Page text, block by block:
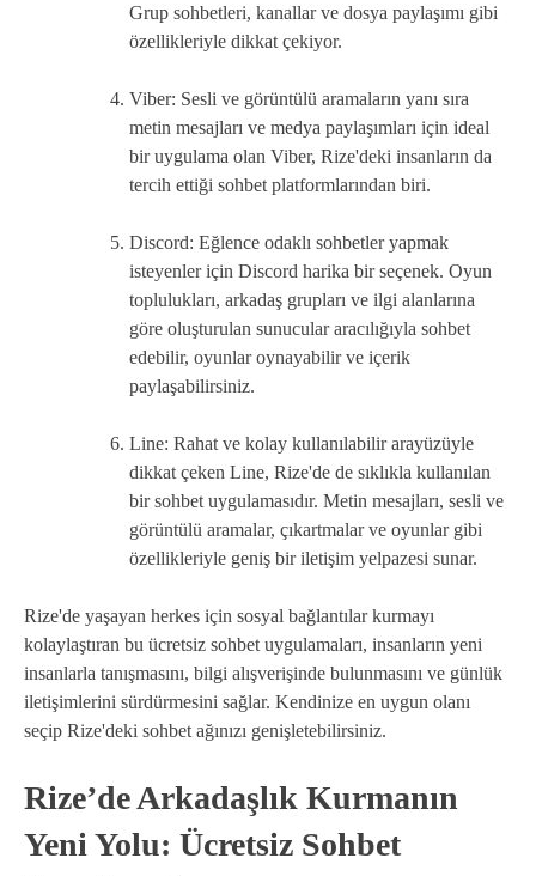
Grup sohbetleri, kanallar ve dosya paylaşımı gibi
özellikleriyle dikkat çekiyor.
Viber: Sesli ve görüntülü aramaların yanı sıra
metin mesajları ve medya paylaşımları için ideal
bir uygulama olan Viber, Rize'deki insanların da
tercih ettiği sohbet platformlarından biri.
Discord: Eğlence odaklı sohbetler yapmak
isteyenler için Discord harika bir seçenek. Oyun
toplulukları, arkadaş grupları ve ilgi alanlarına
göre oluşturulan sunucular aracılığıyla sohbet
edebilir, oyunlar oynayabilir ve içerik
paylaşabilirsiniz.
Line: Rahat ve kolay kullanılabilir arayüzüyle
dikkat çeken Line, Rize'de de sıklıkla kullanılan
bir sohbet uygulamasıdır. Metin mesajları, sesli ve
görüntülü aramalar, çıkartmalar ve oyunlar gibi
özellikleriyle geniş bir iletişim yelpazesi sunar.
Rize'de yaşayan herkes için sosyal bağlantılar kurmayı
kolaylaştıran bu ücretsiz sohbet uygulamaları, insanların yeni
insanlarla tanışmasını, bilgi alışverişinde bulunmasını ve günlük
iletişimlerini sürdürmesini sağlar. Kendinize en uygun olanı
seçip Rize'deki sohbet ağınızı genişletebilirsiniz.
Rize’de Arkadaşlık Kurmanın
Yeni Yolu: Ücretsiz Sohbet